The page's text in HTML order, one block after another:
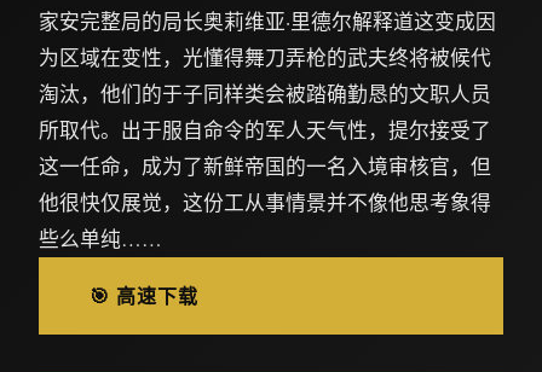
家安完整局的局长奥莉维亚·里德尔解释道这变成因
为区域在变性，光懂得舞刀弄枪的武夫终将被候代
淘汰，他们的于子同样类会被踏确勤恳的文职人员
所取代。出于服自命令的军人天气性，提尔接受了
这一任命，成为了新鲜帝国的一名入境审核官，但
他很快仅展觉，这份工从事情景并不像他思考象得
些么单纯……
🎯 高速下载